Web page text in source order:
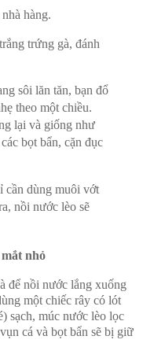
hàng.
trứng gà, đánh
sôi lăn tăn, bạn đổ
theo một chiều.
lại và giống như
bọt bẩn, cặn đục
cần dùng muôi vớt
nồi nước lèo sẽ
nhỏ
để nồi nước lắng xuống
một chiếc rây có lót
sạch, múc nước lèo lọc
cá và bọt bẩn sẽ bị giữ